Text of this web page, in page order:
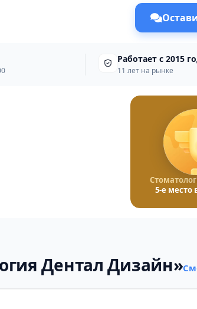
Работает с 2015
11 лет на рынке
5-е место
Дентал Дизайн»